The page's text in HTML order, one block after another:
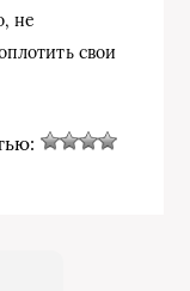
не
свои